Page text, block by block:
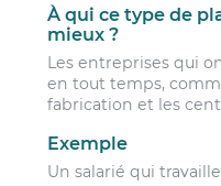
À qui ce type de
mieux ?
Les entreprises qui
en tout temps,
fabrication et les
Exemple
Un salarié qui